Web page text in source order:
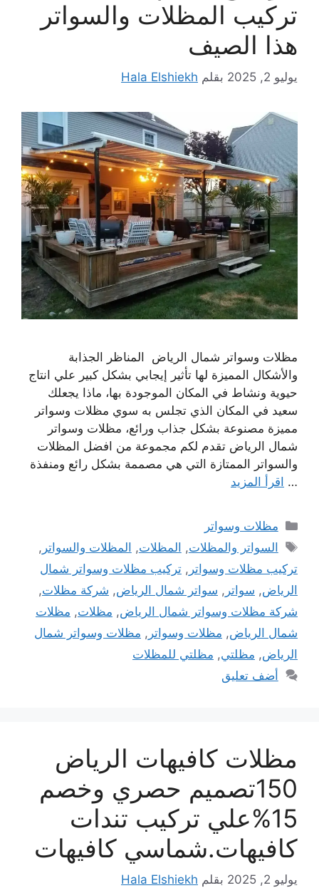
تركيب المظلات والسواتر
هذا الصيف
يوليو 2, 2025 بقلم Hala Elshiekh
مظلات وسواتر شمال الرياض المناظر الجذابة
والأشكال المميزة لها تأثير إيجابي بشكل كبير علي انتاج
حيوية ونشاط في المكان الموجودة بها، ماذا يجعلك
سعيد في المكان الذي تجلس به سوي مظلات وسواتر
مميزة مصنوعة بشكل جذاب ورائع، مظلات وسواتر
شمال الرياض تقدم لكم مجموعة من افضل المظلات
والسواتر الممتازة التي هي مصممة بشكل رائع ومنفذة
… اقرأ المزيد
التصنيفات
مظلات وسواتر
الوسوم
السواتر والمظلات, المظلات, المظلات والسواتر ,
تركيب مظلات وسواتر , تركيب مظلات وسواتر شمال
الرياض, سواتر , سواتر شمال الرياض, شركة مظلات,
شركة مظلات وسواتر شمال الرياض, مظلات, مظلات
شمال الرياض, مظلات وسواتر , مظلات وسواتر شمال
الرياض, مظلتي, مظلتي للمظلات
أضف تعليق
مظلات كافيهات الرياض
150تصميم حصري وخصم
15%علي تركيب تندات
كافيهات.شماسي كافيهات
يوليو 2, 2025 بقلم Hala Elshiekh